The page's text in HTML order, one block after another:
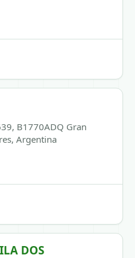
B1770ADQ Gran
Argentina
DOS